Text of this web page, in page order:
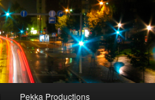
Pekka Productions